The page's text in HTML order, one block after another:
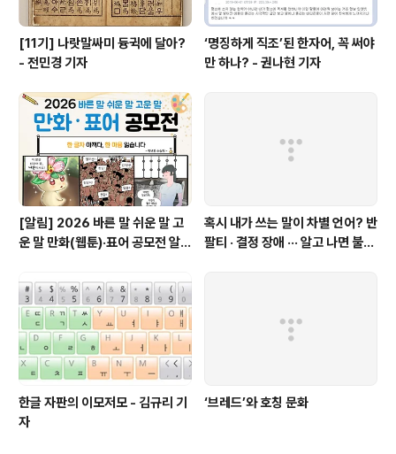
[11기] 나랏말싸미 듕귁에 달아?
- 전민경 기자
‘명징하게 직조’된 한자어, 꼭 써야
만 하나? - 권나현 기자
[알림] 2026 바른 말 쉬운 말 고
운 말 만화(웹툰)·표어 공모전 알림
혹시 내가 쓰는 말이 차별 언어? 반
팔티 · 결정 장애 ··· 알고 나면 불편
한글 자판의 이모저모 - 김규리 기
자
‘브레드’와 호칭 문화